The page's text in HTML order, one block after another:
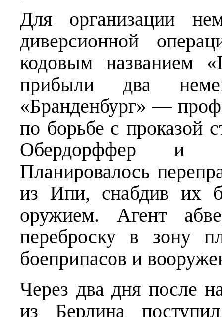
Для организации
диверсионной
кодовым названием
прибыли два
«Бранденбург» —
по борьбе с проказой
Обердорффер и
Планировалось
из Ипи, снабдив их
оружием. Агент
переброску в зону
боеприпасов и
Через два дня после
из Берлина